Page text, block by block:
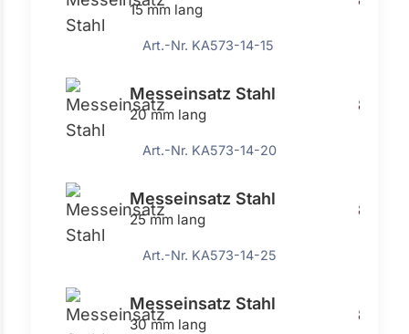
15 mm lang
Art.-Nr. KA573-14-15
Messeinsatz Stahl
20 mm lang
8,55 €
Art.-Nr. KA573-14-20
Messeinsatz Stahl
25 mm lang
8,55 €
Art.-Nr. KA573-14-25
Messeinsatz Stahl
30 mm lang
8,55 €